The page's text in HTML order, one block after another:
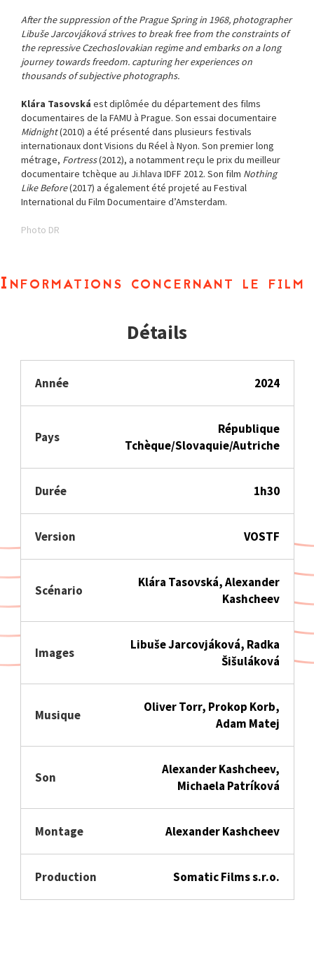
After the suppression of the Prague Spring in 1968, photographer
Libuše Jarcovjáková strives to break free from the constraints of
the repressive Czechoslovakian regime and embarks on a long
journey towards freedom. capturing her experiences on
thousands of subjective photographs.
Klára Tasovská est diplômée du département des films
documentaires de la FAMU à Prague. Son essai documentaire
Midnight(2010) a été présenté dans plusieurs festivals
internationaux dont Visions du Réel à Nyon. Son premier long
métrage, Fortress(2012), a notamment reçu le prix du meilleur
documentaire tchèque au Ji.hlava IDFF 2012. Son film Nothing
Like Before(2017) a également été projeté au Festival
International du Film Documentaire d’Amsterdam.
Photo DR
Informations concernant le film
Détails
Année 2024
Pays
République
Tchèque/Slovaquie/Autriche
Durée 1h30
Version VOSTF
Scénario
Klára Tasovská, Alexander
Kashcheev
Images
Libuše Jarcovjáková, Radka
Šišuláková
Musique
Oliver Torr, Prokop Korb,
Adam Matej
Son
Alexander Kashcheev,
Michaela Patríková
Montage Alexander Kashcheev
Production Somatic Films s.r.o.